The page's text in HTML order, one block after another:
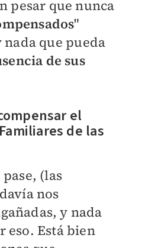
pesar que nunca
"
que pueda
de sus
el
de las
(las
nos
y nada
eso. Está bien